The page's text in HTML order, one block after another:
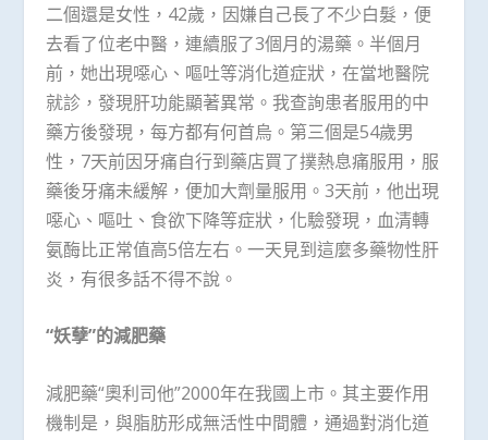
二個還是女性，42歲，因嫌自己長了不少白髮，便
去看了位老中醫，連續服了3個月的湯藥。半個月
前，她出現噁心、嘔吐等消化道症狀，在當地醫院
就診，發現肝功能顯著異常。我查詢患者服用的中
藥方後發現，每方都有何首烏。第三個是54歲男
性，7天前因牙痛自行到藥店買了撲熱息痛服用，服
藥後牙痛未緩解，便加大劑量服用。3天前，他出現
噁心、嘔吐、食欲下降等症狀，化驗發現，血清轉
氨酶比正常值高5倍左右。一天見到這麼多藥物性肝
炎，有很多話不得不說。
“妖孽”的減肥藥
減肥藥“奧利司他”2000年在我國上市。其主要作用
機制是，與脂肪形成無活性中間體，通過對消化道